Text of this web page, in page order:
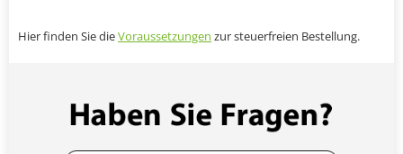
Hier finden Sie dieVoraussetzungen zur steuerfreien Bestellung.